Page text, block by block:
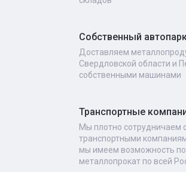
Собственный
Доставляем
Свердловской области и
собственными машинами
Транспортные
Мы плотно сотрудничаем
транспортными
мы имеем возможность
металлопрокат по всей